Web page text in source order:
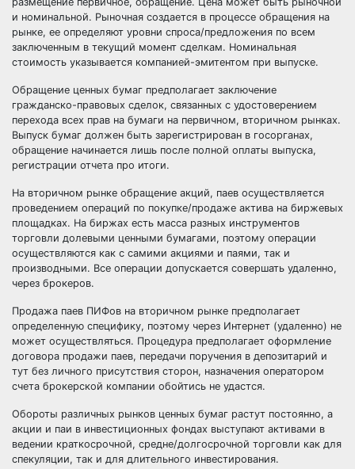
и номинальной. Рыночная создается в процессе обращения на
рынке, ее определяют уровни спроса/предложения по всем
заключенным в текущий момент сделкам. Номинальная
стоимость указывается компанией-эмитентом при выпуске.
Обращение ценных бумаг предполагает заключение
гражданско-правовых сделок, связанных с удостоверением
перехода всех прав на бумаги на первичном, вторичном рынках.
Выпуск бумаг должен быть зарегистрирован в госорганах,
обращение начинается лишь после полной оплаты выпуска,
регистрации отчета про итоги.
На вторичном рынке обращение акций, паев осуществляется
проведением операций по покупке/продаже актива на биржевых
площадках. На биржах есть масса разных инструментов
торговли долевыми ценными бумагами, поэтому операции
осуществляются как с самими акциями и паями, так и
производными. Все операции допускается совершать удаленно,
через брокеров.
Продажа паев ПИФов на вторичном рынке предполагает
определенную специфику, поэтому через Интернет (удаленно) не
может осуществляться. Процедура предполагает оформление
договора продажи паев, передачи поручения в депозитарий и
тут без личного присутствия сторон, назначения оператором
счета брокерской компании обойтись не удастся.
Обороты различных рынков ценных бумаг растут постоянно, а
акции и паи в инвестиционных фондах выступают активами в
ведении краткосрочной, средне/долгосрочной торговли как для
спекуляции, так и для длительного инвестирования.